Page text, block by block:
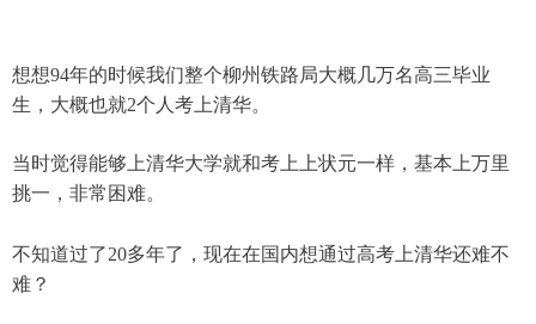
想想94年的时候我们整个柳州铁路局大概几万名高三毕业
生，大概也就2个人考上清华。
当时觉得能够上清华大学就和考上上状元一样，基本上万里
挑一，非常困难。
不知道过了20多年了，现在在国内想通过高考上清华还难不
难？